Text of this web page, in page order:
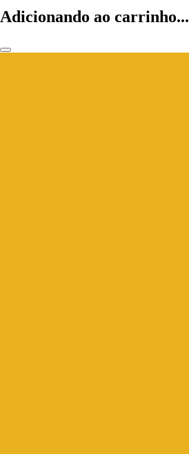
Adicionando ao carrinho...